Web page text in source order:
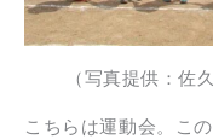
（写真提供：佐
こちらは運動会。こ